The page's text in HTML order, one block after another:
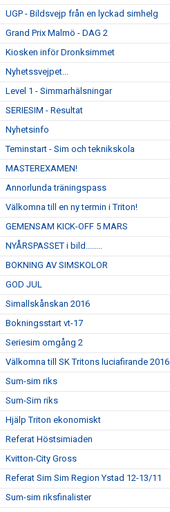
UGP - Bildsvejp från en lyckad simhelg
Grand Prix Malmö - DAG 2
Kiosken inför Dronksimmet
Nyhetssvejpet...
Level 1 - Simmarhälsningar
SERIESIM - Resultat
Nyhetsinfo
Teminstart - Sim och teknikskola
MASTEREXAMEN!
Annorlunda träningspass
Välkomna till en ny termin i Triton!
GEMENSAM KICK-OFF 5 MARS
NYÅRSPASSET i bild........
BOKNING AV SIMSKOLOR
GOD JUL
Simallskånskan 2016
Bokningsstart vt-17
Seriesim omgång 2
Välkomna till SK Tritons luciafirande 2016
Sum-sim riks
Sum-Sim riks
Hjälp Triton ekonomiskt
Referat Höstsimiaden
Kvitton-City Gross
Referat Sim Sim Region Ystad 12-13/11
Sum-sim riksfinalister